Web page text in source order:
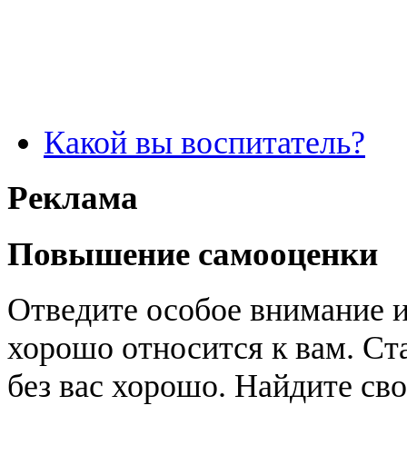
Какой вы воспитатель?
Реклама
Повышение самооценки
Отведите особое
хорошо относится к вам.
без вас хорошо. Найдите